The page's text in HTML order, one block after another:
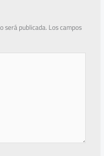
será publicada.Los campos